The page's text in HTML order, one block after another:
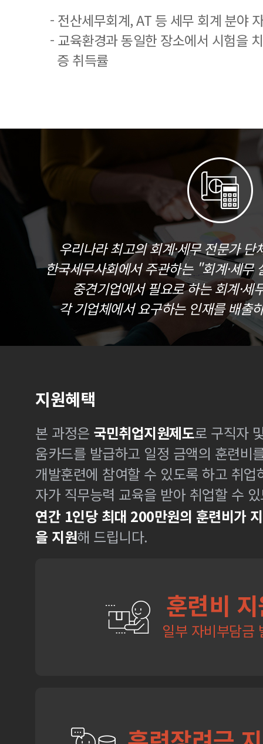
- 전산세무회계, AT 등 세무 회계 분야
- 교육환경과 동일한 장소에서 시험을
증 취득률
우리나라 최고의 회계·세무 전문가
한국세무사회에서 주관하는 "회계·세무
중견기업에서 필요로 하는 회계·세
각 기업체에서 요구하는 인재를 배출
지원혜택
본 과정은 국민취업지원제도로 구직자
움카드를 발급하고 일정 금액의 훈련비
개발훈련에 참여할 수 있도록 하고 취
자가 직무능력 교육을 받아 취업할 수
연간 1인당 최대 200만원의 훈련비가
을 지원해 드립니다.
훈련비
일부 자비부담금